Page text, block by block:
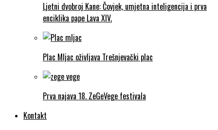
Ljetni dvobroj Kane: Čovjek, umjetna inteligencija i prva
enciklika pape Lava XIV.
Plac Mljac oživljava Trešnjevački plac
Prva najava 18. ZeGeVege festivala
Kontakt